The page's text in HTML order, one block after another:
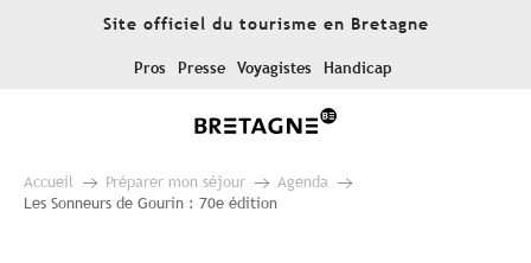
Site officiel du tourisme en Bretagne
Pros Presse Voyagistes Handicap
Accueil Préparer mon séjour
Agenda
Les Sonneurs de Gourin : 70e édition